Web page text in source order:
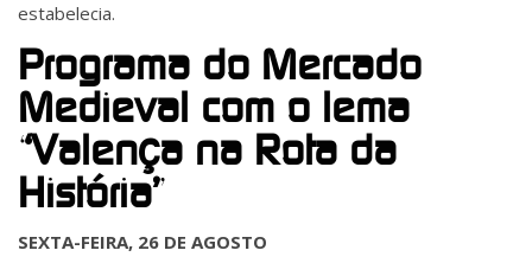
estabelecia.
Programa do Mercado
Medieval com o lema
“Valença na Rota da
História”
SEXTA-FEIRA, 26 DE AGOSTO